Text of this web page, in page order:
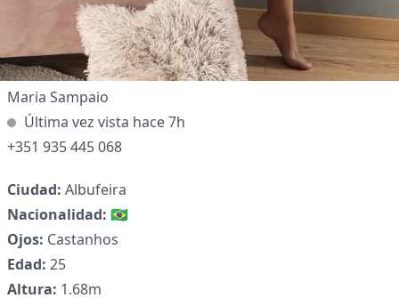
Maria Sampaio
Última vez vista hace 7h
+351 935 445 068
Ciudad: Albufeira
Nacionalidad: 🇧🇷
Ojos: Castanhos
Edad: 25
Altura: 1.68m